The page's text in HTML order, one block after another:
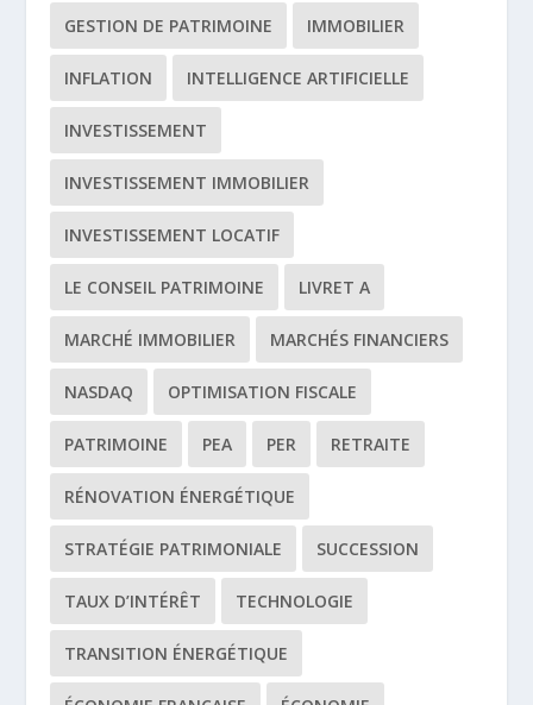
GESTION DE PATRIMOINE IMMOBILIER
INFLATION INTELLIGENCE ARTIFICIELLE
INVESTISSEMENT
INVESTISSEMENT IMMOBILIER
INVESTISSEMENT LOCATIF
LE CONSEIL PATRIMOINE LIVRET A
MARCHÉ IMMOBILIER MARCHÉS FINANCIERS
NASDAQ OPTIMISATION FISCALE
PATRIMOINE PEA PER RETRAITE
RÉNOVATION ÉNERGÉTIQUE
STRATÉGIE PATRIMONIALE SUCCESSION
TAUX D’INTÉRÊT TECHNOLOGIE
TRANSITION ÉNERGÉTIQUE